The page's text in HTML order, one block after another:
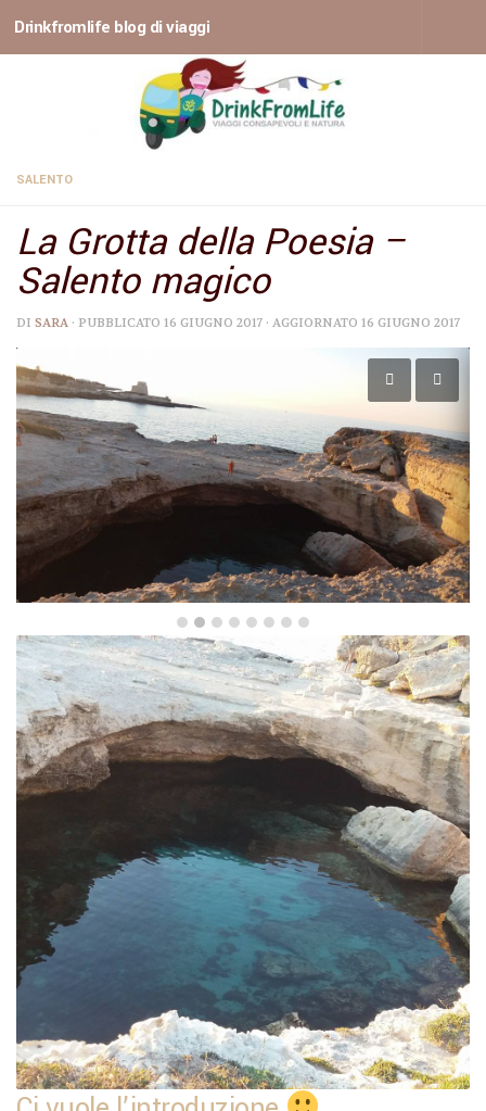
Sotto il contenuto
Drinkfromlife blog di viaggi
SALENTO
La Grotta della Poesia –
Salento magico
DI SARA · PUBBLICATO 16 GIUGNO 2017 · AGGIORNATO 16 GIUGNO 2017